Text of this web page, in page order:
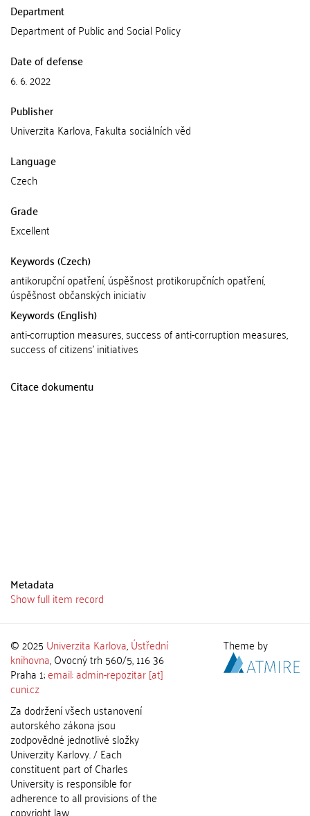
Department
Department of Public and Social Policy
Date of defense
6. 6. 2022
Publisher
Univerzita Karlova, Fakulta sociálních věd
Language
Czech
Grade
Excellent
Keywords (Czech)
antikorupční opatření, úspěšnost protikorupčních opatření,
úspěšnost občanských iniciativ
Keywords (English)
anti-corruption measures, success of anti-corruption measures,
success of citizens' initiatives
Citace dokumentu
Metadata
Show full item record
© 2025 Univerzita Karlova,Ústřední
knihovna, Ovocný trh 560/5, 116 36
Praha 1;email: admin-repozitar [at]
cuni.cz
Za dodržení všech ustanovení
autorského zákona jsou
zodpovědné jednotlivé složky
Univerzity Karlovy. / Each
constituent part of Charles
University is responsible for
adherence to all provisions of the
copyright law.
Theme by